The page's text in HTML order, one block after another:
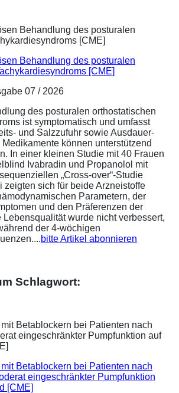
Behandlung des posturalen
[CME]
07 / 2026
des posturalen orthostatischen
ist symptomatisch und umfasst
und Salzzufuhr sowie Ausdauer-
können unterstützend
In einer kleinen Studie mit 40 Frauen
Ivabradin und Propanolol mit
„Cross-over“-Studie
zeigten sich für beide Arzneistoffe
Parametern, der
und den Präferenzen der
Lebensqualität wurde nicht verbessert,
der 4-wöchigen
bitte Artikel abonnieren
Schlagwort:
Betablockern bei Patienten nach
eingeschränkter Pumpfunktion
[CME]